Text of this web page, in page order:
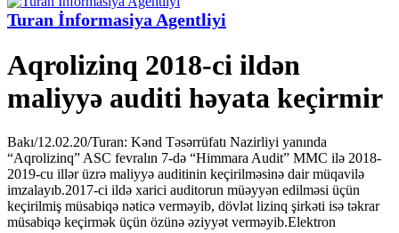
Turan İnformasiya Agentliyi
Aqrolizinq 2018-ci ildən
maliyyə auditi həyata keçirmir
Bakı/12.02.20/Turan: Kənd Təsərrüfatı Nazirliyi yanında
“Aqrolizinq” ASC fevralın 7-də “Himmara Audit” MMC ilə 2018-
2019-cu illər üzrə maliyyə auditinin keçirilməsinə dair müqavilə
imzalayıb.2017-ci ildə xarici auditorun müəyyən edilməsi üçün
keçirilmiş müsabiqə nəticə verməyib, dövlət lizinq şirkəti isə təkrar
müsabiqə keçirmək üçün özünə əziyyət verməyib.Elektron